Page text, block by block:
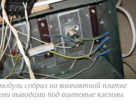
собрал на компактной платке
выводами под винтовые клеммы